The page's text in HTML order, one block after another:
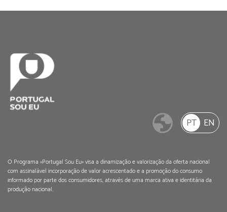
PT EN
O Programa «Portugal Sou Eu» visa a dinamização e valorização da oferta nacional
com assinalável incorporação de valor acrescentado e a promoção do consumo
informado por parte dos consumidores, através de uma marca ativa e identitária da
produção nacional.